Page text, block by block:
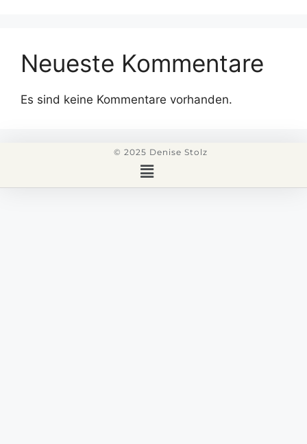
Neueste Kommentare
Es sind keine Kommentare vorhanden.
© 2025 Denise Stolz